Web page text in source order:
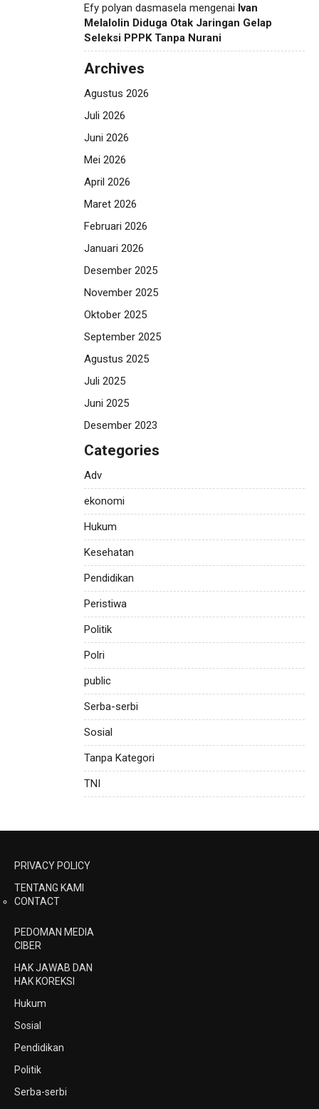
Efy polyan dasmasela mengenai Ivan
Melalolin Diduga Otak Jaringan Gelap
Seleksi PPPK Tanpa Nurani
Archives
Agustus 2026
Juli 2026
Juni 2026
Mei 2026
April 2026
Maret 2026
Februari 2026
Januari 2026
Desember 2025
November 2025
Oktober 2025
September 2025
Agustus 2025
Juli 2025
Juni 2025
Desember 2023
Categories
Adv
ekonomi
Hukum
Kesehatan
Pendidikan
Peristiwa
Politik
Polri
public
Serba-serbi
Sosial
Tanpa Kategori
TNI
PRIVACY POLICY
TENTANG KAMI
CONTACT
PEDOMAN MEDIA
CIBER
HAK JAWAB DAN
HAK KOREKSI
Hukum
Sosial
Pendidikan
Politik
Serba-serbi